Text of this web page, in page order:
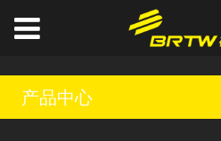
产品中心